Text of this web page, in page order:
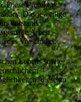
Diese Projekte
Das jeweilige
Vorstand
Arbeit
des Vorstandes.
Lebens sowie
diese zu